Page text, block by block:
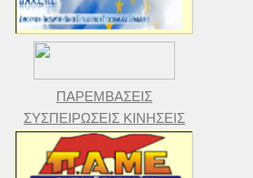
ΠΑΡΕΜΒΑΣΕΙΣ
ΣΥΣΠΕΙΡΩΣΕΙΣ ΚΙΝΗΣΕΙΣ